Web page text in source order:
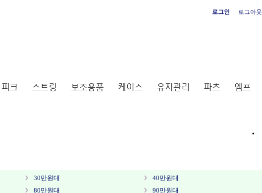
로그인 로그아웃
30만원대 40만원대
80만원대 90만원대